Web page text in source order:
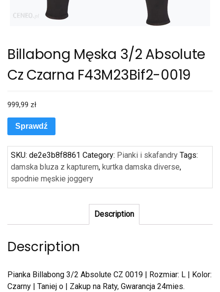
Billabong Męska 3/2 Absolute
Cz Czarna F43M23Bif2-0019
999,99 zł
Sprawdź
SKU: de2e3b8f8861 Category: Pianki i skafandry Tags:
damska bluza z kapturem, kurtka damska diverse,
spodnie męskie joggery
Description
Description
Pianka Billabong 3/2 Absolute CZ 0019 | Rozmiar: L | Kolor:
Czarny | Taniej o | Zakup na Raty, Gwarancja 24mies.